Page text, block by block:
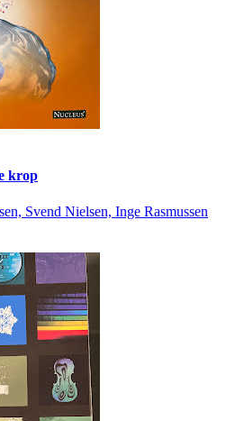
krop
Svend Nielsen, Inge Rasmussen